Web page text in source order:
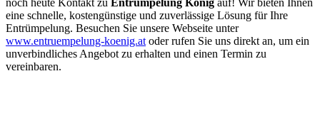
noch heute Kontakt zu Entrümpelung König auf! Wir bieten Ihnen
eine schnelle, kostengünstige und zuverlässige Lösung für Ihre
Entrümpelung. Besuchen Sie unsere Webseite unter
www.entruempelung-koenig.at oder rufen Sie uns direkt an, um ein
unverbindliches Angebot zu erhalten und einen Termin zu
vereinbaren.